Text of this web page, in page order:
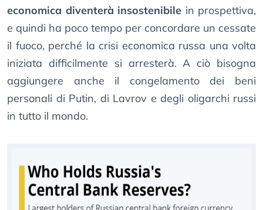
economica diventerà insostenibile in prospettiva,
e quindi ha poco tempo per concordare un cessate
il fuoco, perché la crisi economica russa una volta
iniziata difficilmente si arresterà. A ciò bisogna
aggiungere anche il congelamento dei beni
personali di Putin, di Lavrov e degli oligarchi russi
in tutto il mondo.